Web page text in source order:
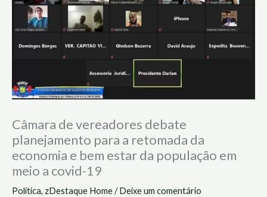
Câmara de vereadores debate
planejamento para a retomada da
economia e bem estar da população em
meio a covid-19
Política, zDestaque Home/Deixe um comentário